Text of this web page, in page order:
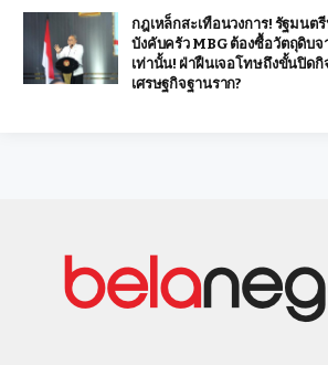
กฎเหล็กสะเทือนวงการ! รัฐมนต
บังคับครัว MBG ต้องซื้อวัตถุดิบจ
เท่านั้น! ฝ่าฝืนเจอโทษถึงขั้นปิด
เศรษฐกิจฐานราก?